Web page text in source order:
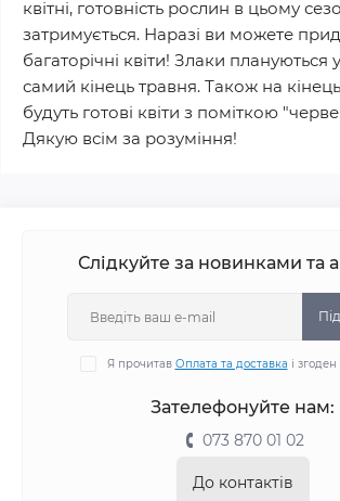
квітні, готовність рослин в цьому
затримується. Наразі ви можете
багаторічні квіти! Злаки плануються
самий кінець травня. Також на
будуть готові квіти з поміткою
Дякую всім за розуміння!
Слідкуйте за новинками та
Я прочитав Оплата та доставка і
Зателефонуйте нам:
073 870 01 02
До контактів